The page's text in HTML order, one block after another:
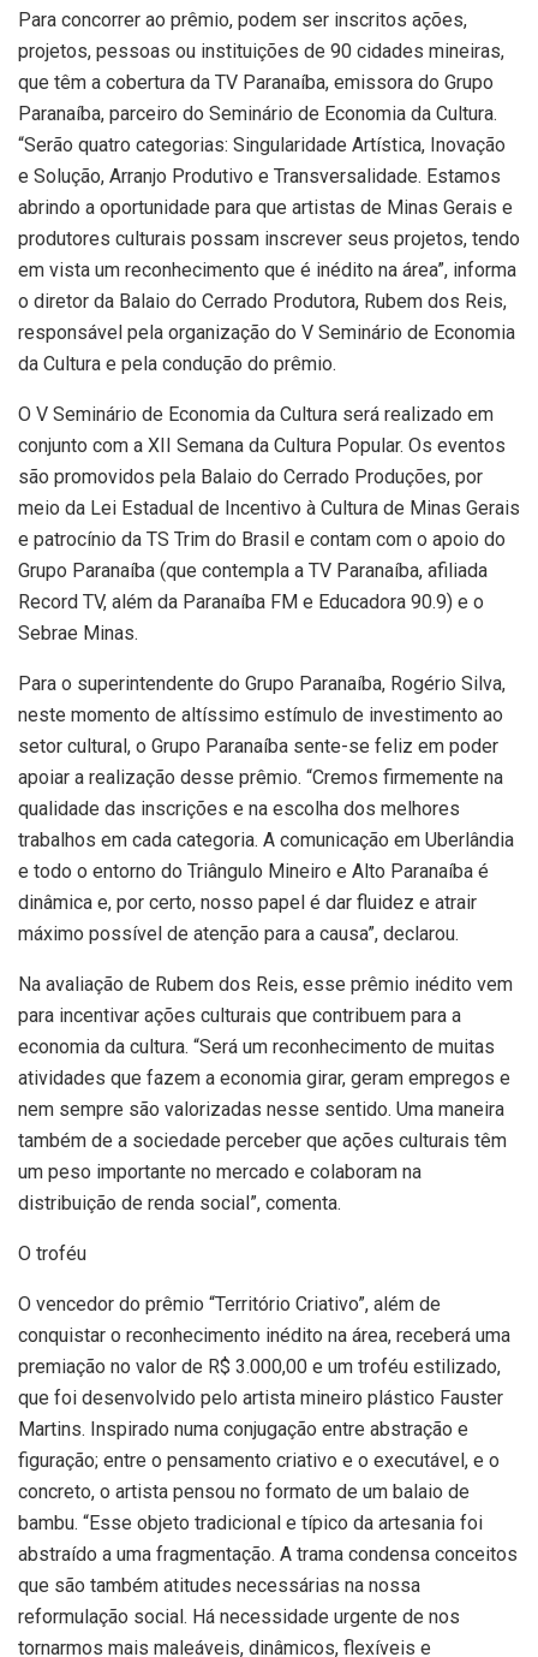
Para concorrer ao prêmio, podem ser inscritos ações,
projetos, pessoas ou instituições de 90 cidades mineiras,
que têm a cobertura da TV Paranaíba, emissora do Grupo
Paranaíba, parceiro do Seminário de Economia da Cultura.
“Serão quatro categorias: Singularidade Artística, Inovação
e Solução, Arranjo Produtivo e Transversalidade. Estamos
abrindo a oportunidade para que artistas de Minas Gerais e
produtores culturais possam inscrever seus projetos, tendo
em vista um reconhecimento que é inédito na área”, informa
o diretor da Balaio do Cerrado Produtora, Rubem dos Reis,
responsável pela organização do V Seminário de Economia
da Cultura e pela condução do prêmio.
O V Seminário de Economia da Cultura será realizado em
conjunto com a XII Semana da Cultura Popular. Os eventos
são promovidos pela Balaio do Cerrado Produções, por
meio da Lei Estadual de Incentivo à Cultura de Minas Gerais
e patrocínio da TS Trim do Brasil e contam com o apoio do
Grupo Paranaíba (que contempla a TV Paranaíba, afiliada
Record TV, além da Paranaíba FM e Educadora 90.9) e o
Sebrae Minas.
Para o superintendente do Grupo Paranaíba, Rogério Silva,
neste momento de altíssimo estímulo de investimento ao
setor cultural, o Grupo Paranaíba sente-se feliz em poder
apoiar a realização desse prêmio. “Cremos firmemente na
qualidade das inscrições e na escolha dos melhores
trabalhos em cada categoria. A comunicação em Uberlândia
e todo o entorno do Triângulo Mineiro e Alto Paranaíba é
dinâmica e, por certo, nosso papel é dar fluidez e atrair
máximo possível de atenção para a causa”, declarou.
Na avaliação de Rubem dos Reis, esse prêmio inédito vem
para incentivar ações culturais que contribuem para a
economia da cultura. “Será um reconhecimento de muitas
atividades que fazem a economia girar, geram empregos e
nem sempre são valorizadas nesse sentido. Uma maneira
também de a sociedade perceber que ações culturais têm
um peso importante no mercado e colaboram na
distribuição de renda social”, comenta.
O troféu
O vencedor do prêmio “Território Criativo”, além de
conquistar o reconhecimento inédito na área, receberá uma
premiação no valor de R$ 3.000,00 e um troféu estilizado,
que foi desenvolvido pelo artista mineiro plástico Fauster
Martins. Inspirado numa conjugação entre abstração e
figuração; entre o pensamento criativo e o executável, e o
concreto, o artista pensou no formato de um balaio de
bambu. “Esse objeto tradicional e típico da artesania foi
abstraído a uma fragmentação. A trama condensa conceitos
que são também atitudes necessárias na nossa
reformulação social. Há necessidade urgente de nos
tornarmos mais maleáveis, dinâmicos, flexíveis e